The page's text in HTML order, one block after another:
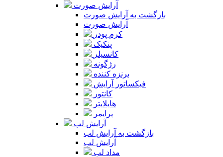
آرایش صورت
بازگشت به آرایش صورت
آرایش صورت
کرم پودر
پنکیک
کانسیلر
رژگونه
برنزه کننده
فیکساتور آرایش
کانتور
هایلایتر
پرایمر
آرایش لب
بازگشت به آرایش لب
آرایش لب
مداد لب